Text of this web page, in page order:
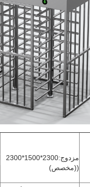
مزدوج:2300*1500*2300
((مخصص)